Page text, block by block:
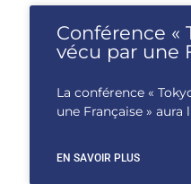
Conférence «
vécu par une
La conférence «
une Française »
EN SAVOIR PLUS